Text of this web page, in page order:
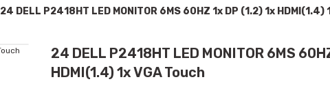
24 DELL P2418HT LED MONITOR 6MS 60HZ 1x DP (1.2) 1x HDMI(1.4)
24 DELL P2418HT LED MONITOR 6MS
HDMI(1.4) 1x VGA Touch